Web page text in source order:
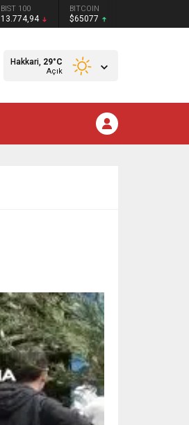
BIST 100
13.774,94
BITCOIN
$65077
Hakkari, 29°C
Açık